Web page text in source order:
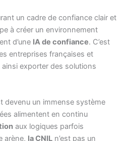
un cadre de confiance clair et
à créer un environnement
d’une IA de confiance. C’est
entreprises françaises et
exporter des solutions
devenu un immense système
alimentent en continu
aux logiques parfois
arène, la CNIL n’est pas un